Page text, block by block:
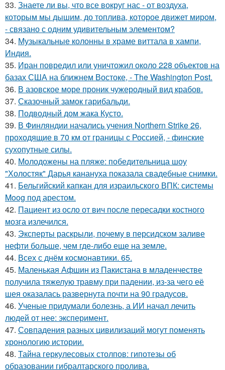
33. Знаете ли вы, что все вокруг нас - от воздуха,
которым мы дышим, до топлива, которое движет миром,
- связано с одним удивительным элементом?
34. Музыкальные колонны в храме виттала в хампи,
Индия.
35. Иран повредил или уничтожил около 228 объектов на
базах США на ближнем Востоке, - The Washington Post.
36. В азовское море проник чужеродный вид крабов.
37. Сказочный замок гарибальди.
38. Подводный дом жака Кусто.
39. В Финляндии начались учения Northern Strike 26,
проходящие в 70 км от границы с Россией, - финские
сухопутные силы.
40. Молодожены на пляже: победительница шоу
"Холостяк" Дарья канануха показала свадебные снимки.
41. Бельгийский капкан для израильского ВПК: системы
Moog под арестом.
42. Пациент из осло от вич после пересадки костного
мозга излечился.
43. Эксперты раскрыли, почему в персидском заливе
нефти больше, чем где-либо еще на земле.
44. Всех с днём космонавтики. 65.
45. Маленькая Афшин из Пакистана в младенчестве
получила тяжелую травму при падении, из-за чего её
шея оказалась развернута почти на 90 градусов.
46. Ученые придумали болезнь, а ИИ начал лечить
людей от нее: эксперимент.
47. Совпадения разных цивилизаций могут поменять
хронологию истории.
48. Тайна геркулесовых столпов: гипотезы об
образовании гибралтарского пролива.